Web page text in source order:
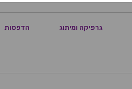
גרפיקה ומיתוג הדפסות